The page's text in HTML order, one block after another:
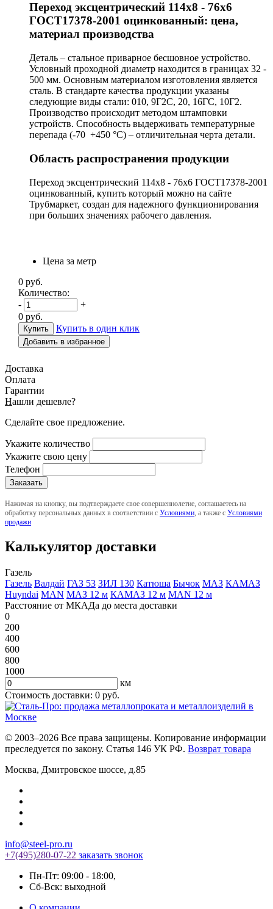
Переход эксцентрический 114х8 - 76х6
ГОСТ17378-2001 оцинкованный: цена,
материал производства
Деталь – стальное приварное бесшовное устройство.
Условный проходной диаметр находится в границах 32 -
500 мм. Основным материалом изготовления является
сталь. В стандарте качества продукции указаны
следующие виды стали: 010, 9Г2С, 20, 16ГС, 10Г2.
Производство происходит методом штамповки
устройств. Способность выдерживать температурные
перепада (-70 +450 °С) – отличительная черта детали.
Область распространения продукции
Переход эксцентрический 114х8 - 76х6 ГОСТ17378-2001
оцинкованный, купить который можно на сайте
Трубмаркет, создан для надежного функционирования
при больших значениях рабочего давления.
Цена за метр
0 руб.
Количество:
-
+
0 руб.
Купить в один клик
Добавить в избранное
Доставка
Оплата
Гарантии
Нашли дешевле?
Сделайте свое предложение.
Укажите количество
Укажите свою цену
Телефон
Нажимая на кнопку, вы подтверждаете свое совершеннолетие, соглашаетесь на
обработку персональных данных в соответствии с Условиями , а также с Условиями
продажи
Калькулятор доставки
Газель
Газель Валдай ГАЗ 53 ЗИЛ 130 Катюша Бычок МАЗ КАМАЗ
Huyndai MAN МАЗ 12 м КАМАЗ 12 м MAN 12 м
Расстояние от МКАДа до места доставки
0
200
400
600
800
1000
км
Стоимость доставки: 0 руб.
© 2003–2026 Все права защищены. Копирование информации
преследуется по закону. Статья 146 УК РФ. Возврат товара
Москва, Дмитровское шоссе, д.85
info@steel-pro.ru
+7(495)280-07-22 заказать звонок
Пн-Пт: 09:00 - 18:00,
Cб-Вск: выходной